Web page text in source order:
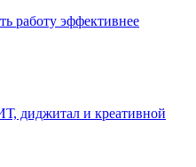
работу эффективнее
диджитал и креативной